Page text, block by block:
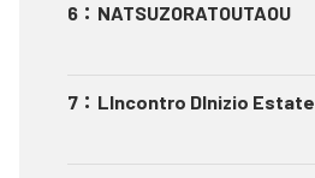
6 ： NATSUZORATOUTAOU
7 ： LIncontro DInizio Estate